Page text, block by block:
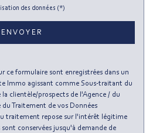
8,37 %
ans
51,10 %
des données (*)
ENVOYER
ce formulaire sont enregistrées dans un
Immo agissant comme Sous-traitant du
clientèle/prospects de l'Agence / du
du Traitement de vos Données
traitement repose sur l'intérêt légitime
sont conservées jusqu'à demande de